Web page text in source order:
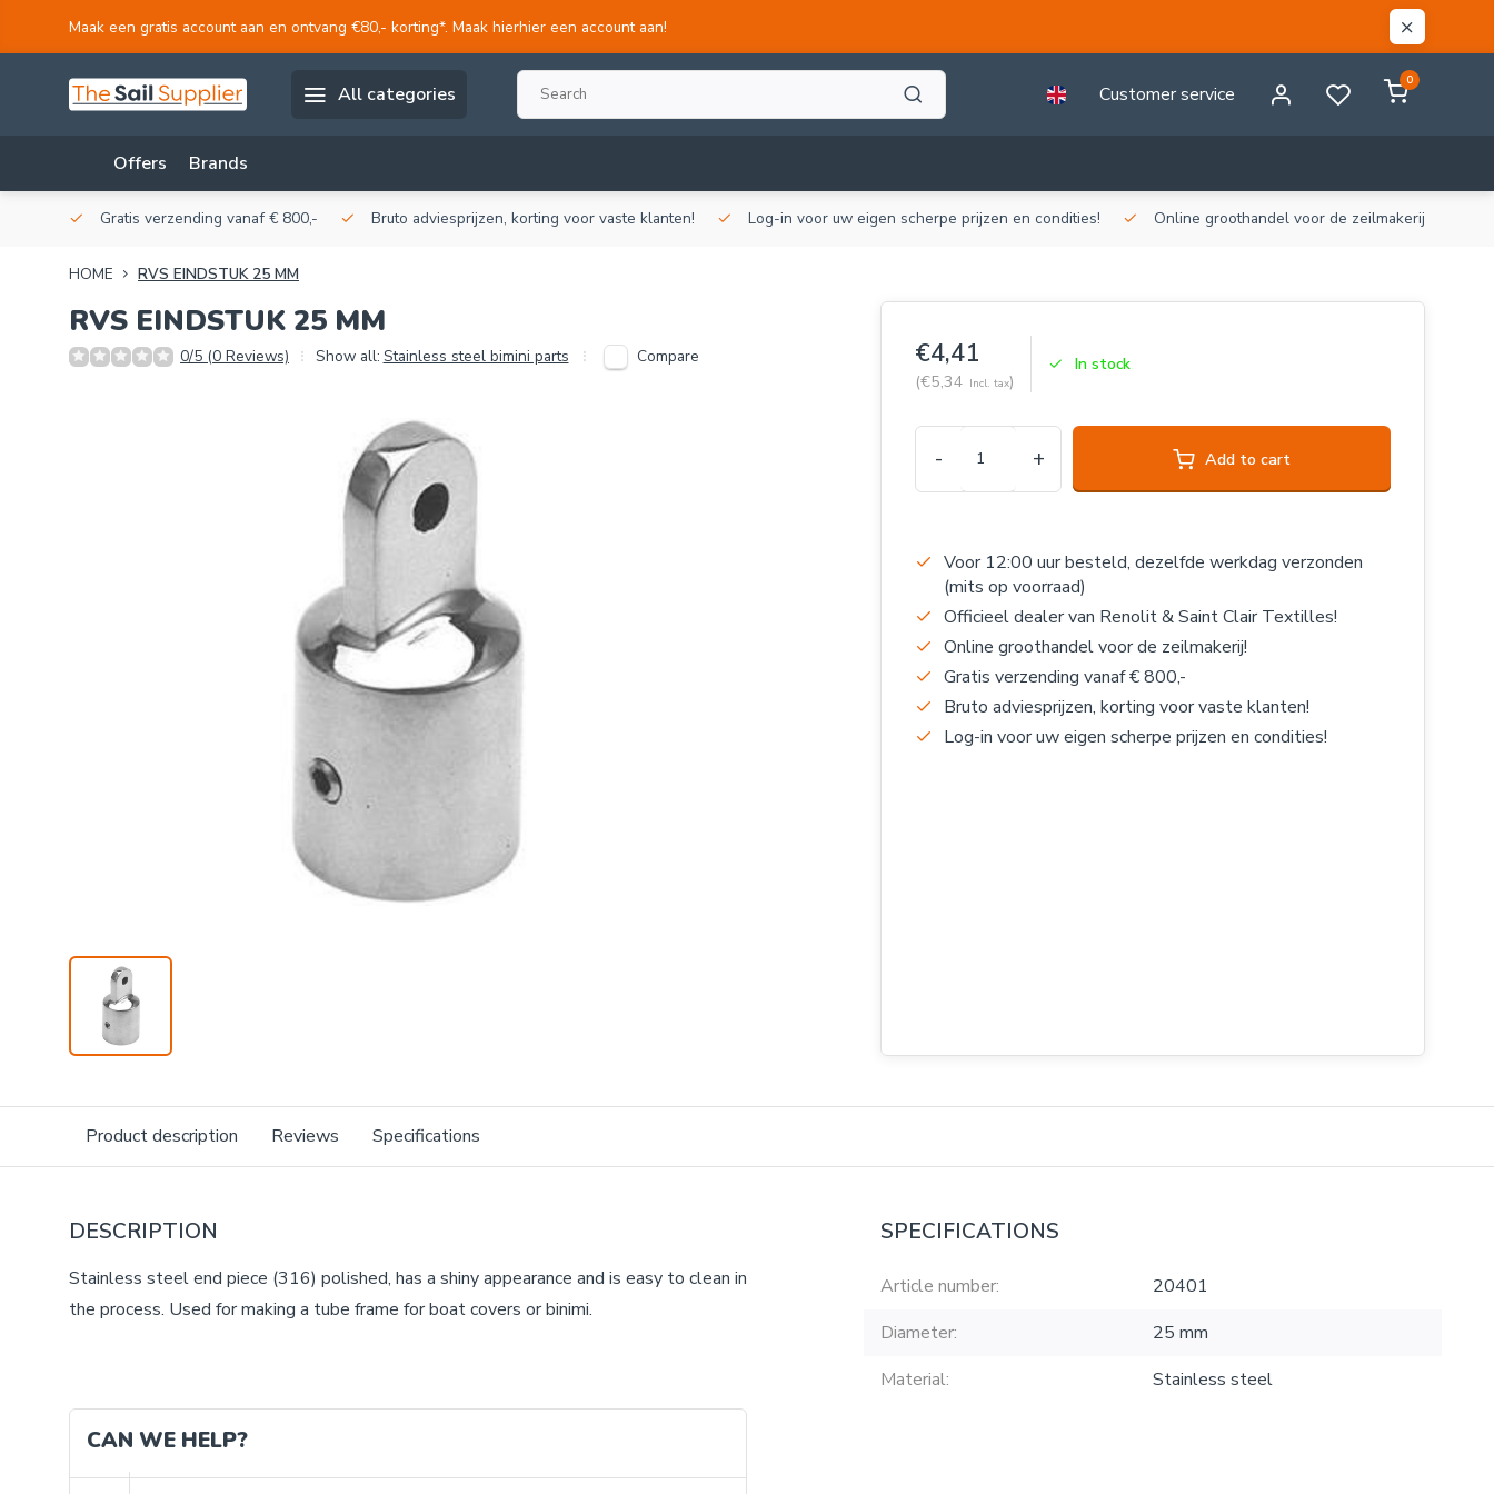
Maak een gratis account aan en ontvang €80,- korting*. Maak hierhier een account aan!
All categories Customer service
0
Offers Brands
Gratis verzending vanaf € 800,- Bruto adviesprijzen, korting voor vaste klanten! Log-in voor uw eigen scherpe prijzen en condities! Online groothandel voor de zeilmakerij!
HOME RVS EINDSTUK 25 MM
RVS EINDSTUK 25 MM
0/5 (0 Reviews) Show all: Stainless steel bimini parts Compare €4,41
(€5,34 Incl. tax)
In stock
- + Add to cart
Voor 12:00 uur besteld, dezelfde werkdag verzonden
(mits op voorraad)
Officieel dealer van Renolit & Saint Clair Textilles!
Online groothandel voor de zeilmakerij!
Gratis verzending vanaf € 800,-
Bruto adviesprijzen, korting voor vaste klanten!
Log-in voor uw eigen scherpe prijzen en condities!
Product description Reviews Specifications
DESCRIPTION
Stainless steel end piece (316) polished, has a shiny appearance and is easy to clean in
the process. Used for making a tube frame for boat covers or binimi.
CAN WE HELP?
SPECIFICATIONS
Article number:
20401
Diameter:
25 mm
Material:
Stainless steel